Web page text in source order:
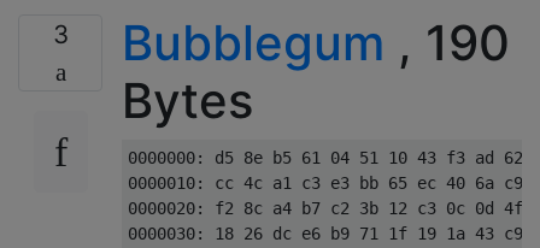
3 Bubblegum , 190
Bytes
0000000: d5 8e b5 61 04 51 10 43 f3 ad
0000010: cc 4c a1 c3 e3 bb 65 ec 40 6a
0000020: f2 8c a4 b7 c2 3b 12 c3 0c 0d
0000030: 18 26 dc e6 b9 71 1f 19 1a 43